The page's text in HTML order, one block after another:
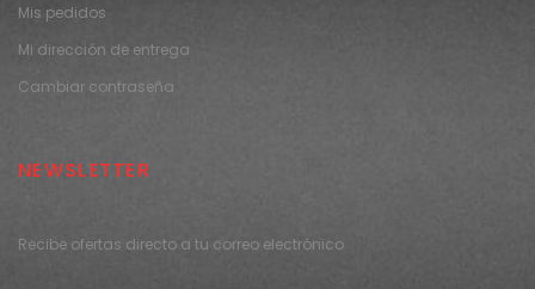
Mis pedidos
Mi dirección de entrega
Cambiar contraseña
NEWSLETTER
Recibe ofertas directo a tu correo electrónico